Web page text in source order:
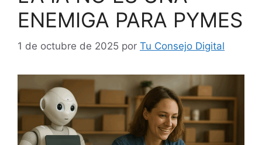
ENEMIGA PARA PYMES
1 de octubre de 2025 por Tu Consejo Digital